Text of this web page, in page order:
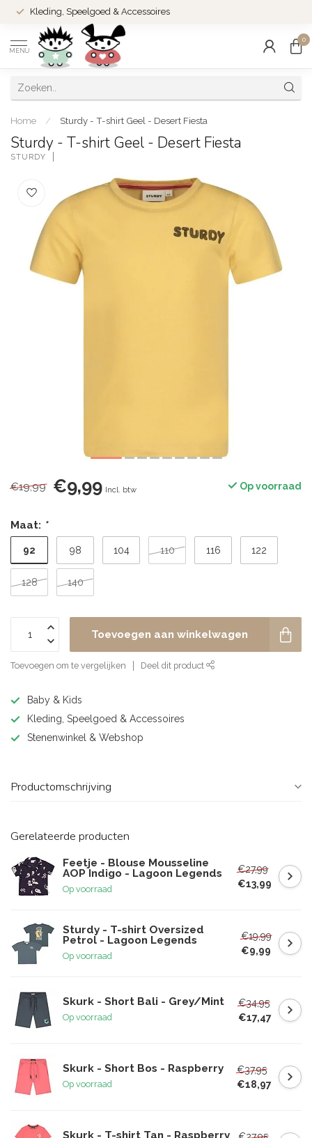
Kleding, Speelgoed & Accessoires
MENU
0
Home / Sturdy - T-shirt Geel - Desert Fiesta
Sturdy - T-shirt Geel - Desert Fiesta
STURDY
€19,99 €9,99 Incl. btw Op voorraad
Maat: *
92 98 104 110 116 122
128 140
Toevoegen aan winkelwagen
Toevoegen om te vergelijken Deel dit product
Baby & Kids
Kleding, Speelgoed & Accessoires
Stenenwinkel & Webshop
Productomschrijving
Gerelateerde producten
Feetje - Blouse Mousseline
AOP Indigo - Lagoon Legends
Op voorraad
€27,99
€13,99
Sturdy - T-shirt Oversized
Petrol - Lagoon Legends
Op voorraad
€19,99
€9,99
Skurk - Short Bali - Grey/Mint
Op voorraad
€34,95
€17,47
Skurk - Short Bos - Raspberry
Op voorraad
€37,95
€18,97
Skurk - T-shirt Tan - Raspberry